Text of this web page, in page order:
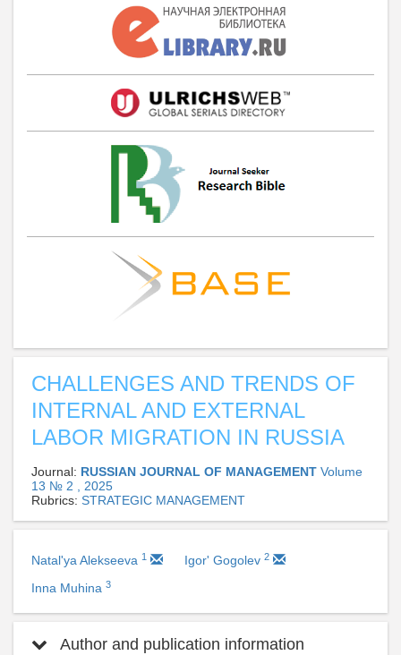
CHALLENGES AND TRENDS OF
INTERNAL AND EXTERNAL
LABOR MIGRATION IN RUSSIA
Journal: RUSSIAN JOURNAL OF MANAGEMENT Volume
13 № 2 , 2025
Rubrics: STRATEGIC MANAGEMENT
Natal'ya Alekseeva 1 Igor' Gogolev 2
Inna Muhina 3
Author and publication information